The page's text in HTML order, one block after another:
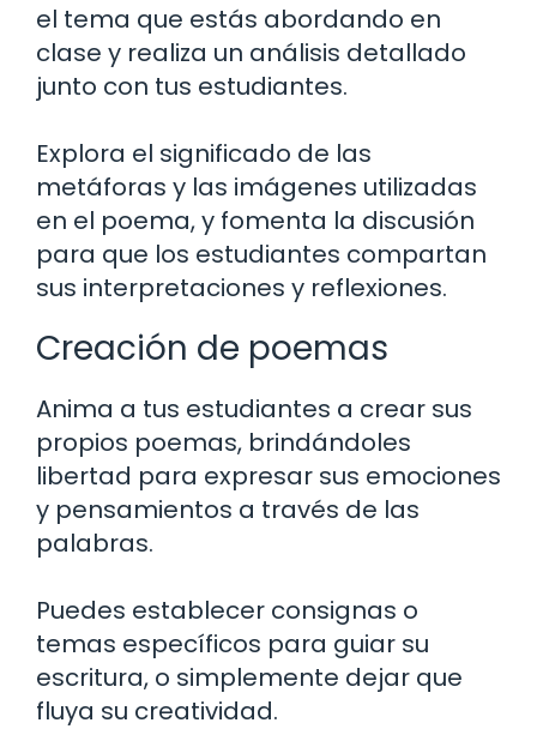
el tema que estás abordando en
clase y realiza un análisis detallado
junto con tus estudiantes.
Explora el significado de las
metáforas y las imágenes utilizadas
en el poema, y fomenta la discusión
para que los estudiantes compartan
sus interpretaciones y reflexiones.
Creación de poemas
Anima a tus estudiantes a crear sus
propios poemas, brindándoles
libertad para expresar sus emociones
y pensamientos a través de las
palabras.
Puedes establecer consignas o
temas específicos para guiar su
escritura, o simplemente dejar que
fluya su creatividad.